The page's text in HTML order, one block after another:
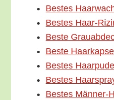
Bes­tes
Bes­tes Haar-
Bes­te
Bes­te
Bes­tes
Bes­tes
Bes­tes Männer-